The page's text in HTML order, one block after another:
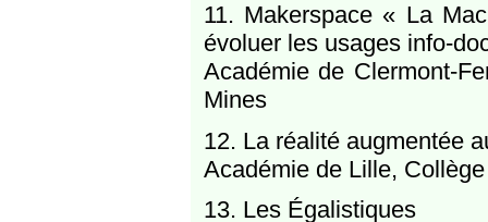
11. Makerspace « La
évoluer les usages info-
Académie de Clermont-
Mines
12. La réalité augmentée
Académie de Lille,
13. Les Égalistiques